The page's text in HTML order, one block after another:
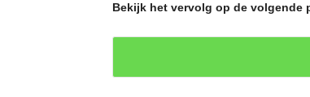
Bekijk het vervolg op de volgende